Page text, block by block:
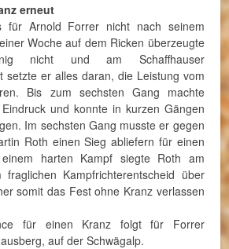
erneut
für Arnold Forrer nicht nach seinem
Woche auf dem Ricken überzeugte
nicht und am Schaffhauser
setzte er alles daran, die Leistung vom
Bis zum sechsten Gang machte
und konnte in kurzen Gängen
Im sechsten Gang musste er gegen
Roth einen Sieg abliefern für einen
harten Kampf siegte Roth am
Kampfrichterentscheid über
somit das Fest ohne Kranz verlassen
für einen Kranz folgt für Forrer
auf der Schwägalp.